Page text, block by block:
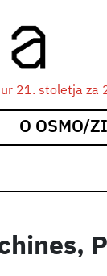
21. stoletja za
O OSMO/ZI